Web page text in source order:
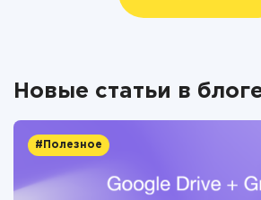
Новые статьи в
#Полезное